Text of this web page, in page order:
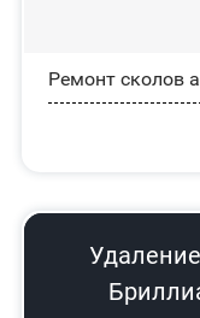
Ремонт сколов